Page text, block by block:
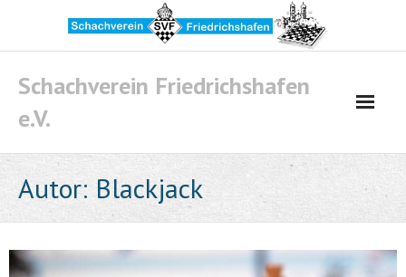
content
Schachverein Friedrichshafen
e.V.
Autor: Blackjack